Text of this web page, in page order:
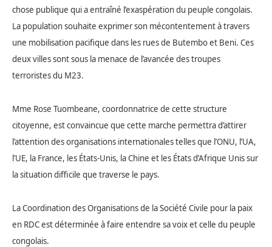
chose publique qui a entraîné l’exaspération du peuple congolais.
La population souhaite exprimer son mécontentement à travers
une mobilisation pacifique dans les rues de Butembo et Beni. Ces
deux villes sont sous la menace de l’avancée des troupes
terroristes du M23.
Mme Rose Tuombeane, coordonnatrice de cette structure
citoyenne, est convaincue que cette marche permettra d’attirer
l’attention des organisations internationales telles que l’ONU, l’UA,
l’UE, la France, les États-Unis, la Chine et les États d’Afrique Unis sur
la situation difficile que traverse le pays.
La Coordination des Organisations de la Société Civile pour la paix
en RDC est déterminée à faire entendre sa voix et celle du peuple
congolais.